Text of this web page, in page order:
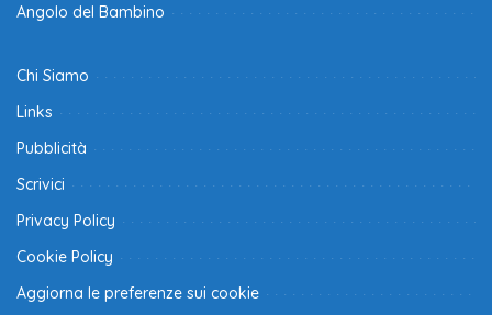
Angolo del Bambino
Chi Siamo
Links
Pubblicità
Scrivici
Privacy Policy
Cookie Policy
Aggiorna le preferenze sui cookie